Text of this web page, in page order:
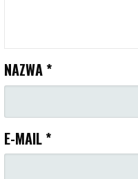
NAZWA *
E-MAIL *